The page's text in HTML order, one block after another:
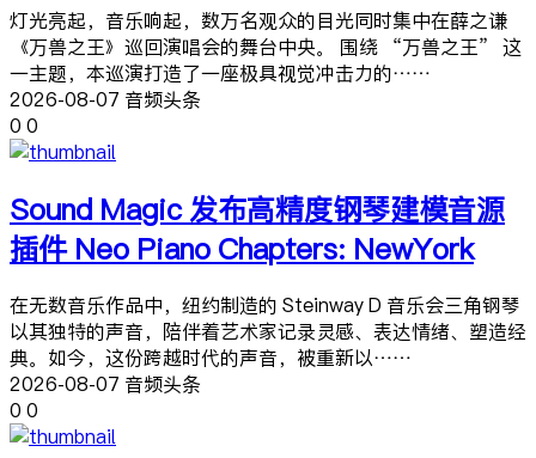
灯光亮起，音乐响起，数万名观众的目光同时集中在薛之谦
《万兽之王》巡回演唱会的舞台中央。 围绕 “万兽之王” 这
一主题，本巡演打造了一座极具视觉冲击力的……
2026-08-07 音频头条
0 0
Sound Magic 发布高精度钢琴建模音源
插件 Neo Piano Chapters: NewYork
在无数音乐作品中，纽约制造的 Steinway D 音乐会三角钢琴
以其独特的声音，陪伴着艺术家记录灵感、表达情绪、塑造经
典。如今，这份跨越时代的声音，被重新以……
2026-08-07 音频头条
0 0